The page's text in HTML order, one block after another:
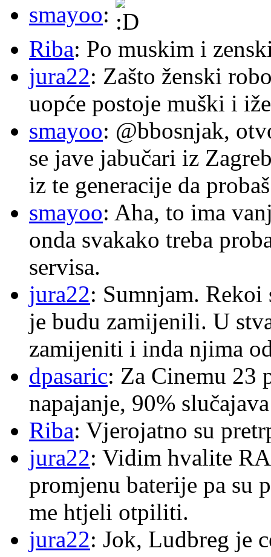
smayoo:
Riba: Po muskim i
jura22: Zašto ženski
uopće postoje muški i
smayoo: @bbosnjak,
se jave jabučari iz
iz te generacije da
smayoo: Aha, to ima
onda svakako treba
servisa.
jura22: Sumnjam. Rekoi
je budu zamijenili. U
zamijeniti i inda njima
dpasaric: Za Cinemu 23
napajanje, 90%
Riba: Vjerojatno su
jura22: Vidim hvalite
promjenu baterije pa su
me htjeli otpiliti.
jura22: Jok, Ludbreg je